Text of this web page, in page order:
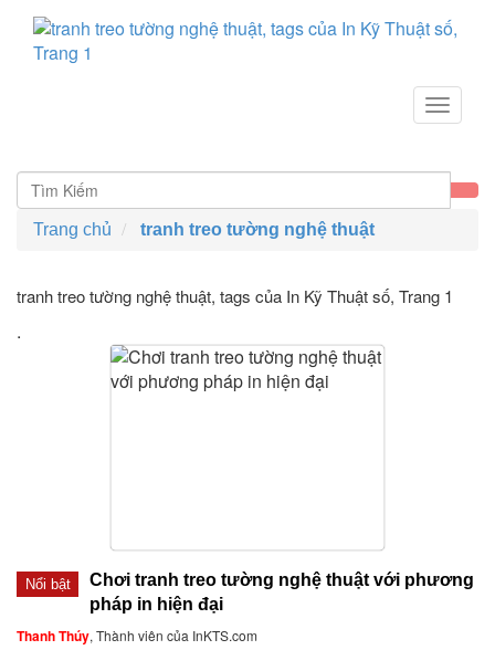
Toggle
Trang chủ tranh treo tường nghệ thuật
tranh treo tường nghệ thuật, tags của In Kỹ Thuật số, Trang 1
.
Nổi bật
Chơi tranh treo tường nghệ thuật với phương
pháp in hiện đại
Thanh Thúy, Thành viên của InKTS.com